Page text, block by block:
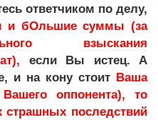
ответчиком по делу,
и бОльшие суммы (за
взыскания
если Вы истец. А
и на кону стоит Ваша
оппонента), то
последствий